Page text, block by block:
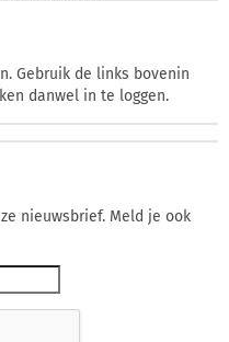
Gebruik de links bovenin
danwel in te loggen.
nieuwsbrief. Meld je ook